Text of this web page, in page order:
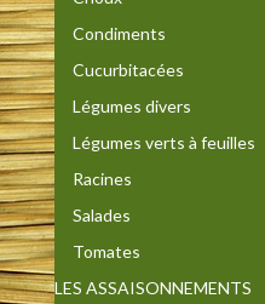
Condiments
Cucurbitacées
Légumes divers
Légumes verts à feuilles
Racines
Salades
Tomates
LES ASSAISONNEMENTS